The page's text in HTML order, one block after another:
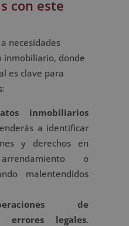
con este
necesidades
inmobiliario, donde
es clave para
inmobiliarios
a identificar
y derechos en
o
malentendidos
de
errores legales.